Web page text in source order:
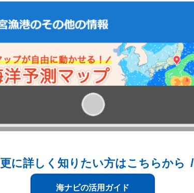
更に詳しく知りたい方はこちらから
海ナビの活用ガイド